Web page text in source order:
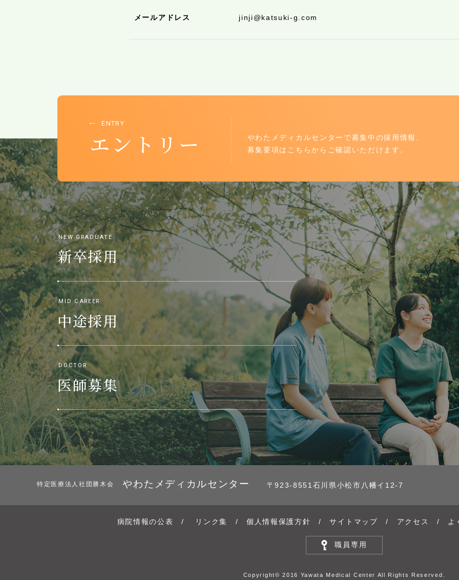
メールアドレス jinji@katsuki-g.com
ENTRY
エントリー
やわたメディカルセンターで募集中の採用情報、
募集要項はこちらからご確認いただけます。
NEW GRADUATE
新卒採用
MID CAREER
中途採用
DOCTOR
医師募集
特定医療法人社団勝木会 やわたメディカルセンター 〒923-8551石川県小松市八幡イ12-7
病院情報の公表 / リンク集 / 個人情報保護方針 /サイトマップ / アクセス / よ
職員専用
Copyright© 2016 Yawata Medical Center All Rights Reserved.